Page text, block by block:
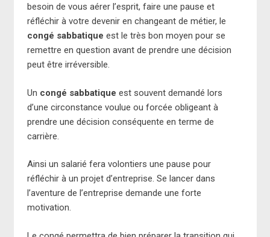
besoin de vous aérer l’esprit, faire une pause et
réfléchir à votre devenir en changeant de métier, le
congé sabbatique est le très bon moyen pour se
remettre en question avant de prendre une décision
peut être irréversible.
Un congé sabbatique est souvent demandé lors
d’une circonstance voulue ou forcée obligeant à
prendre une décision conséquente en terme de
carrière.
Ainsi un salarié fera volontiers une pause pour
réfléchir à un projet d’entreprise. Se lancer dans
l’aventure de l’entreprise demande une forte
motivation.